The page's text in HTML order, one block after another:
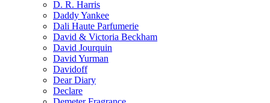
D. R. Harris
Daddy Yankee
Dali Haute Parfumerie
David & Victoria Beckham
David Jourquin
David Yurman
Davidoff
Dear Diary
Declare